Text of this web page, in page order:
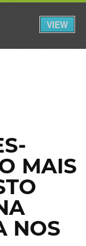
VIEW
INICIAR SESSÃO
MAIS
NOS